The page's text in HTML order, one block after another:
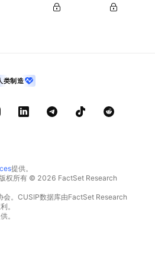
类制造
提供。
权所有 © 2026 FactSet Research
。CUSIP数据库由FactSet Research
。
。